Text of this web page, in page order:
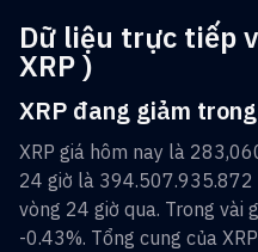
Dữ liệu trực tiếp
XRP )
XRP đang giảm
XRP giá hôm nay là
24 giờ là 394.507.935.872
vòng 24 giờ qua. Trong vài
-0.43%. Tổng cung của XRP